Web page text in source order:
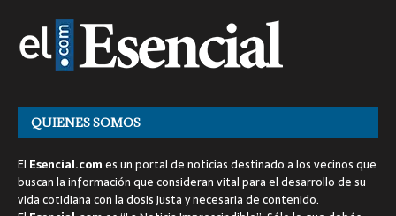
QUIENES SOMOS
El Esencial.comes un portal de noticias destinado a los vecinos que
buscan la información que consideran vital para el desarrollo de su
vida cotidiana con la dosis justa y necesaria de contenido.